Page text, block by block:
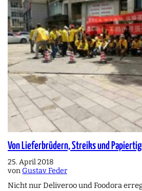
Von Lieferbrüdern, Streiks und
25. April 2018
vonGustav Feder
Nicht nur Deliveroo und Foodora